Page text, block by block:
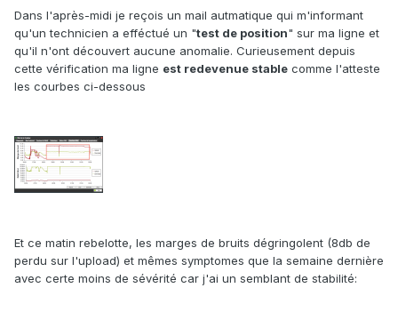
Dans l'après-midi je reçois un mail autmatique qui m'informant
qu'un technicien a efféctué un "test de position" sur ma ligne et
qu'il n'ont découvert aucune anomalie. Curieusement depuis
cette vérification ma ligne est redevenue stable comme l'atteste
les courbes ci-dessous
Et ce matin rebelotte, les marges de bruits dégringolent (8db de
perdu sur l'upload) et mêmes symptomes que la semaine dernière
avec certe moins de sévérité car j'ai un semblant de stabilité: